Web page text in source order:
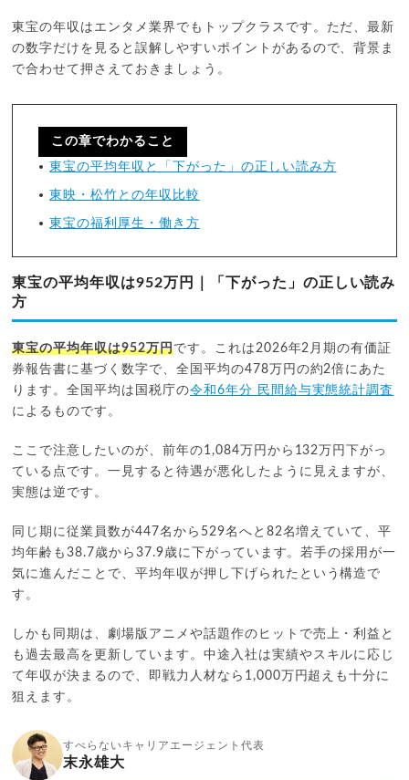
東宝の年収はエンタメ業界でもトップクラスです。ただ、最新
の数字だけを見ると誤解しやすいポイントがあるので、背景ま
で合わせて押さえておきましょう。
この章でわかること
東宝の平均年収と「下がった」の正しい読み方
東映・松竹との年収比較
東宝の福利厚生・働き方
東宝の平均年収は952万円｜「下がった」の正しい読み
方
東宝の平均年収は952万円です。これは2026年2月期の有価証
券報告書に基づく数字で、全国平均の478万円の約2倍にあた
ります。全国平均は国税庁の令和6年分 民間給与実態統計調査
によるものです。
ここで注意したいのが、前年の1,084万円から132万円下がっ
ている点です。一見すると待遇が悪化したように見えますが、
実態は逆です。
同じ期に従業員数が447名から529名へと82名増えていて、平
均年齢も38.7歳から37.9歳に下がっています。若手の採用が一
気に進んだことで、平均年収が押し下げられたという構造で
す。
しかも同期は、劇場版アニメや話題作のヒットで売上・利益と
も過去最高を更新しています。中途入社は実績やスキルに応じ
て年収が決まるので、即戦力人材なら1,000万円超えも十分に
狙えます。
すべらないキャリアエージェント代表
末永雄大